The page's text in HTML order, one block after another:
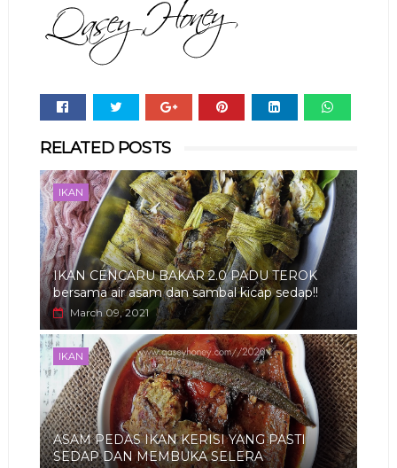
RELATED POSTS
IKAN
IKAN CENCARU BAKAR 2.0 PADU TEROK
bersama air asam dan sambal kicap sedap!!
March 09, 2021
IKAN
ASAM PEDAS IKAN KERISI YANG PASTI
SEDAP DAN MEMBUKA SELERA